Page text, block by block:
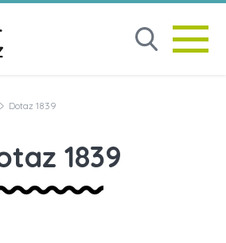
Dotaz 1839
1839